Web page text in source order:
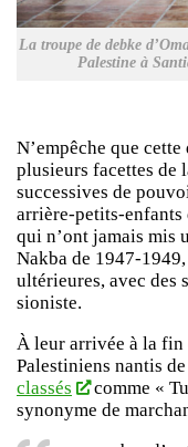
La troupe de debke
Palestine à
N’empêche que
plusieurs facettes de
successives de
arrière-petits-enfants
qui n’ont jamais mis
Nakba de 1947-
ultérieures, avec des
sioniste.
À leur arrivée à la fin
Palestiniens nantis
classés
comme «
synonyme de